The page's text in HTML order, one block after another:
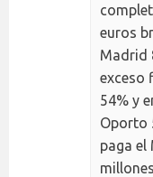
euros
Madrid
exceso
54% y
Oporto
paga el